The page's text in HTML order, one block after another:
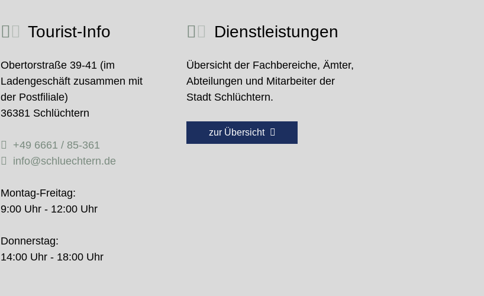
Tourist-Info
Obertorstraße 39-41 (im
Ladengeschäft zusammen mit
der Postfiliale)
36381 Schlüchtern
+49 6661 / 85-361
info@schluechtern.de
Montag-Freitag:
9:00 Uhr - 12:00 Uhr
Donnerstag:
14:00 Uhr - 18:00 Uhr
Dienstleistungen
Übersicht der Fachbereiche, Ämter,
Abteilungen und Mitarbeiter der
Stadt Schlüchtern.
zur Übersicht